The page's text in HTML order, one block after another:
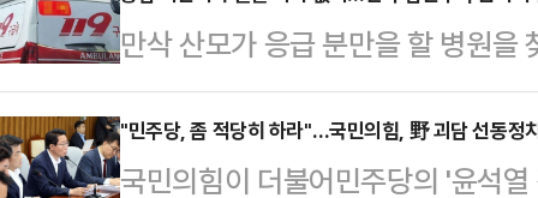
주당 박홍배 의원은 김문수 고용노
교회에서 ‘1919…
에서 기자들과 만나 이같이 밝힌 뒤
총리께서 당에 입장을 전달한 것으
는 "당의 입장과 무관하게 대통령
린다"고 했다.일각에서 제기된 박
만삭 산모가 응급 분만을 할 병원을
산하는 사건이 발생했다.지난 27일
쯤 충남 서산에서 진통을 느낀 산모
분만을 담당할 의사가 없었다.소방
"민주당, 좀 적당히 하라"…국민의힘, 野 괴담 선동정
국민의힘이 더불어민주당의 '윤석